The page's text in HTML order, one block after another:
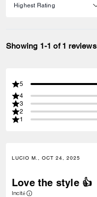
Showing 1-1 of 1 reviews
5
4
3
2
1
LUCIO M., OCT 24, 2025
Love the style 👍
Incité